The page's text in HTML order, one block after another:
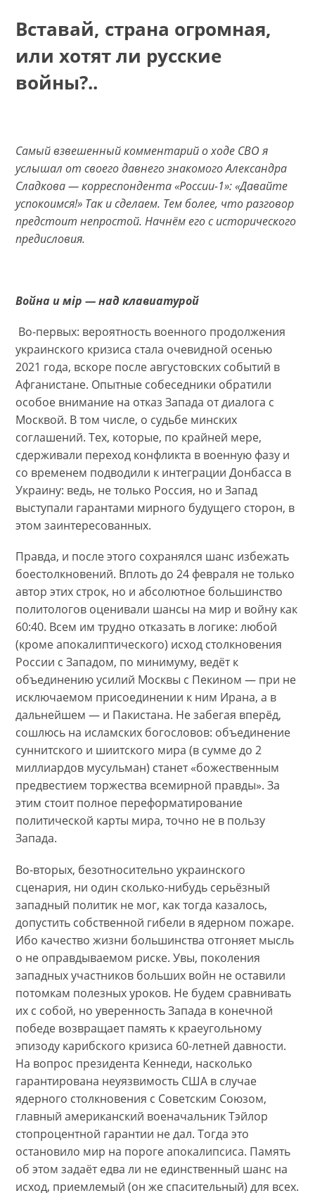
Вставай, страна огромная,
или хотят ли русские
войны?..
Самый взвешенный комментарий о ходе СВО я
услышал от своего давнего знакомого Александра
Сладкова — корреспондента «России-1»: «Давайте
успокоимся!» Так и сделаем. Тем более, что разговор
предстоит непростой. Начнём его с исторического
предисловия.
Война и мiр — над клавиатурой
Во-первых: вероятность военного продолжения
украинского кризиса стала очевидной осенью
2021 года, вскоре после августовских событий в
Афганистане. Опытные собеседники обратили
особое внимание на отказ Запада от диалога с
Москвой. В том числе, о судьбе минских
соглашений. Тех, которые, по крайней мере,
сдерживали переход конфликта в военную фазу и
со временем подводили к интеграции Донбасса в
Украину: ведь, не только Россия, но и Запад
выступали гарантами мирного будущего сторон, в
этом заинтересованных.
Правда, и после этого сохранялся шанс избежать
боестолкновений. Вплоть до 24 февраля не только
автор этих строк, но и абсолютное большинство
политологов оценивали шансы на мир и войну как
60:40. Всем им трудно отказать в логике: любой
(кроме апокалиптического) исход столкновения
России с Западом, по минимуму, ведёт к
объединению усилий Москвы с Пекином — при не
исключаемом присоединении к ним Ирана, а в
дальнейшем — и Пакистана. Не забегая вперёд,
сошлюсь на исламских богословов: объединение
суннитского и шиитского мира (в сумме до 2
миллиардов мусульман) станет «божественным
предвестием торжества всемирной правды». За
этим стоит полное переформатирование
политической карты мира, точно не в пользу
Запада.
Во-вторых, безотносительно украинского
сценария, ни один сколько-нибудь серьёзный
западный политик не мог, как тогда казалось,
допустить собственной гибели в ядерном пожаре.
Ибо качество жизни большинства отгоняет мысль
о не оправдываемом риске. Увы, поколения
западных участников больших войн не оставили
потомкам полезных уроков. Не будем сравнивать
их с собой, но уверенность Запада в конечной
победе возвращает память к краеугольному
эпизоду карибского кризиса 60-летней давности.
На вопрос президента Кеннеди, насколько
гарантирована неуязвимость США в случае
ядерного столкновения с Советским Союзом,
главный американский военачальник Тэйлор
стопроцентной гарантии не дал. Тогда это
остановило мир на пороге апокалипсиса. Память
об этом задаёт едва ли не единственный шанс на
исход, приемлемый (он же спасительный) для всех.